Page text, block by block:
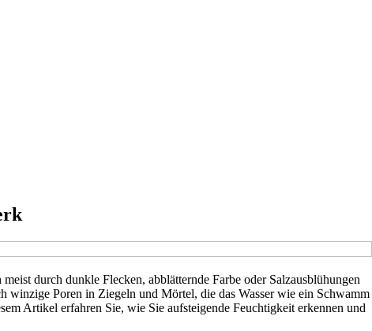
durch dunkle Flecken, abblätternde Farbe oder Salzausblühungen
winzige Poren in Ziegeln und Mörtel, die das Wasser wie ein Schwamm
Artikel erfahren Sie, wie Sie aufsteigende Feuchtigkeit erkennen und